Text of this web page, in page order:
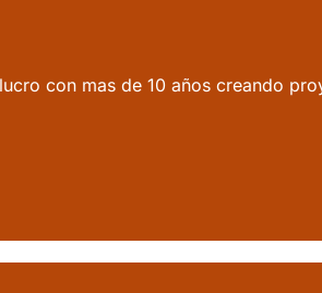
con mas de 10 años creando